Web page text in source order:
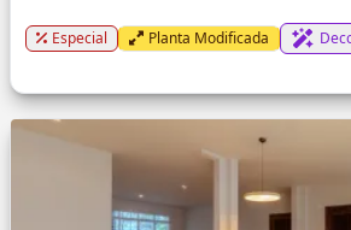
Especial Planta Modificada